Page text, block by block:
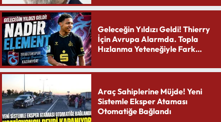
Geleceğin Yıldızı Geldi! Thierry
İçin Avrupa Alarmda. Topla
Hızlanma Yeteneğiyle Fark
Araç Sahiplerine Müjde! Yeni
Sistemle Eksper Ataması
Otomatiğe Bağlandı